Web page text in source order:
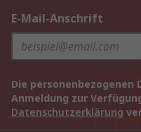
E-Mail-Anschrift
Die personenbezogenen
Anmeldung zur
Datenschutzerklärung